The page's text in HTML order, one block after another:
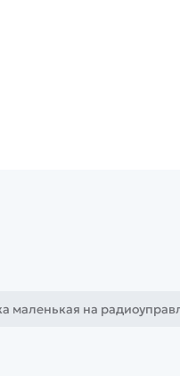
маленькая на